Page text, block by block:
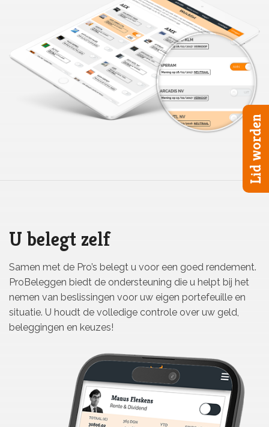
Lid worden
U belegt zelf
Samen met de Pro’s belegt u voor een goed rendement.
ProBeleggen biedt de ondersteuning die u helpt bij het
nemen van beslissingen voor uw eigen portefeuille en
situatie. U houdt de volledige controle over uw geld,
beleggingen en keuzes!